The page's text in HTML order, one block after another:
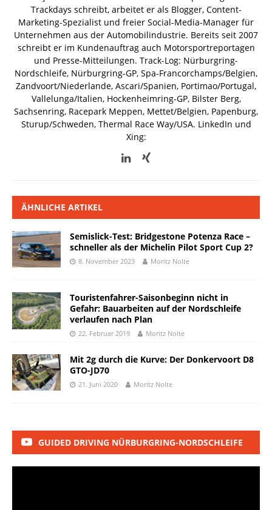
Trackdays schreibt, arbeitet er als Blogger, Content-
Marketing-Spezialist und freier Social-Media-Manager für
Unternehmen aus der Automobilindustrie. Bereits seit 2007
schreibt er im Kundenauftrag auch Motorsportreportagen
und Presse-Mitteilungen. Track-Log: Nürburgring-
Nordschleife, Nürburgring-GP, Spa-Francorchamps/Belgien,
Zandvoort/Niederlande, Ascari/Spanien, Portimao/Portugal,
Vallelunga/Italien, Hockenheimring-GP, Bilster Berg,
Sachsenring, Racepark Meppen, Mettet/Belgien, Papenburg,
Sturup/Schweden, Thermal Race Way/USA. LinkedIn und
Xing:
ÄHNLICHE ARTIKEL
Semislick-Test: Bridgestone Potenza Race –
schneller als der Michelin Pilot Sport Cup 2?
8. November 2023 Moritz Nolte
Touristenfahrer-Saisonbeginn nicht in
Gefahr: Bauarbeiten auf der Nordschleife
verlaufen nach Plan
22. Februar 2019 Moritz Nolte
Mit 2g durch die Kurve: Der Donkervoort D8
GTO-JD70
21. Juni 2020 Moritz Nolte
GUIDED DRIVING NÜRBURGRING-NORDSCHLEIFE